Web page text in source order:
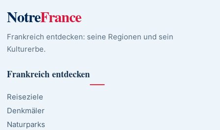
NotreFrance
Frankreich entdecken: seine Regionen und sein
Kulturerbe.
Frankreich entdecken
Reiseziele
Denkmäler
Naturparks